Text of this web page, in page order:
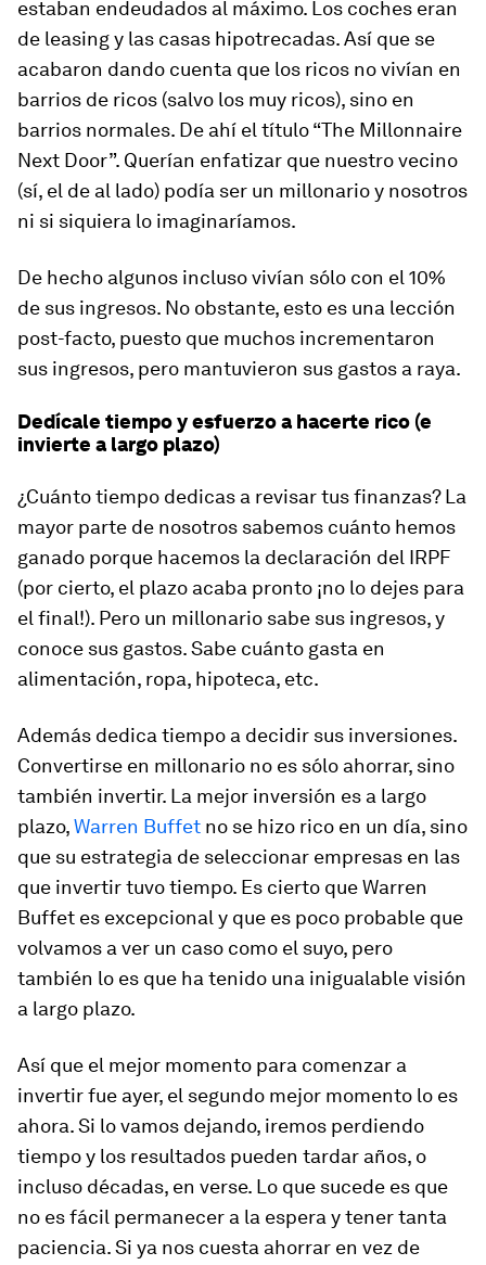
estaban endeudados al máximo. Los coches eran
de leasing y las casas hipotrecadas. Así que se
acabaron dando cuenta que los ricos no vivían en
barrios de ricos (salvo los muy ricos), sino en
barrios normales. De ahí el título “The Millonnaire
Next Door”. Querían enfatizar que nuestro vecino
(sí, el de al lado) podía ser un millonario y nosotros
ni si siquiera lo imaginaríamos.
De hecho algunos incluso vivían sólo con el 10%
de sus ingresos. No obstante, esto es una lección
post-facto, puesto que muchos incrementaron
sus ingresos, pero mantuvieron sus gastos a raya.
Dedícale tiempo y esfuerzo a hacerte rico (e
invierte a largo plazo)
¿Cuánto tiempo dedicas a revisar tus finanzas? La
mayor parte de nosotros sabemos cuánto hemos
ganado porque hacemos la declaración del IRPF
(por cierto, el plazo acaba pronto ¡no lo dejes para
el final!). Pero un millonario sabe sus ingresos, y
conoce sus gastos. Sabe cuánto gasta en
alimentación, ropa, hipoteca, etc.
Además dedica tiempo a decidir sus inversiones.
Convertirse en millonario no es sólo ahorrar, sino
también invertir. La mejor inversión es a largo
plazo,Warren Buffet no se hizo rico en un día, sino
que su estrategia de seleccionar empresas en las
que invertir tuvo tiempo. Es cierto que Warren
Buffet es excepcional y que es poco probable que
volvamos a ver un caso como el suyo, pero
también lo es que ha tenido una inigualable visión
a largo plazo.
Así que el mejor momento para comenzar a
invertir fue ayer, el segundo mejor momento lo es
ahora. Si lo vamos dejando, iremos perdiendo
tiempo y los resultados pueden tardar años, o
incluso décadas, en verse. Lo que sucede es que
no es fácil permanecer a la espera y tener tanta
paciencia. Si ya nos cuesta ahorrar en vez de